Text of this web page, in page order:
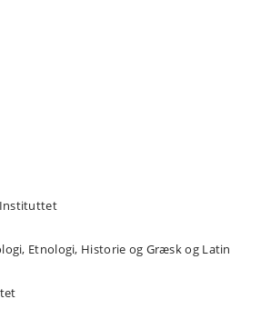
Etnologi, Historie og Græsk og Latin